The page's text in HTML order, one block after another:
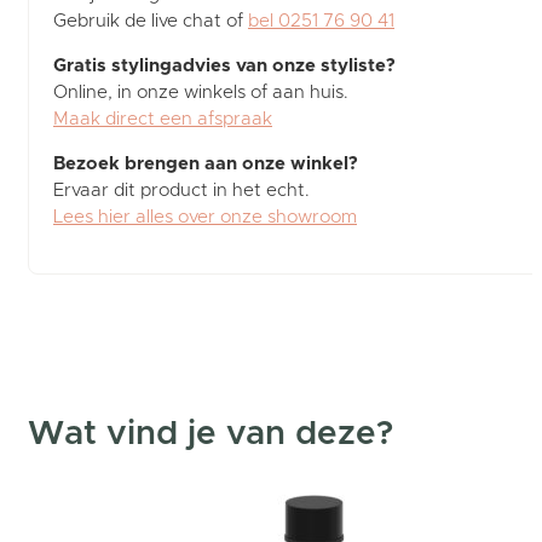
Gebruik de live chat of bel 0251 76 90 41
Gratis stylingadvies van onze styliste?
Online, in onze winkels of aan huis.
Maak direct een afspraak
Bezoek brengen aan onze winkel?
Ervaar dit product in het echt.
Lees hier alles over onze showroom
Wat vind je van deze?